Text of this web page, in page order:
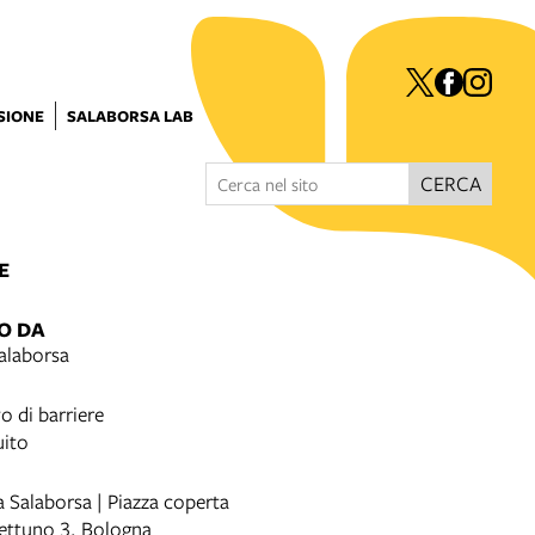
SALABORSA LAB
CERCA
DA
di barriere
Salaborsa | Piazza coperta
3, Bologna